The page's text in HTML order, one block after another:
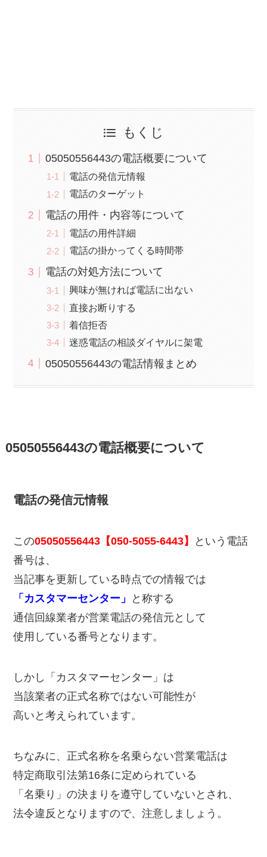
もくじ
05050556443の電話概要について
電話の発信元情報
電話のターゲット
電話の用件・内容等について
電話の用件詳細
電話の掛かってくる時間帯
電話の対処方法について
興味が無ければ電話に出ない
直接お断りする
着信拒否
迷惑電話の相談ダイヤルに架電
05050556443の電話情報まとめ
05050556443の電話概要について
電話の発信元情報
この05050556443【050-5055-6443】
という電話
番号は、
当記事を更新している時点での情報では
「カスタマーセンター」
と称する
通信回線業者が営業電話の発信元として
使用している番号となります。
しかし「カスタマーセンター」は
当該業者の正式名称ではない可能性が
高いと考えられています。
ちなみに、正式名称を名乗らない営業電話は
特定商取引法第16条に定められている
「名乗り」の決まりを遵守していないとされ、
法令違反となりますので、注意しましょう。